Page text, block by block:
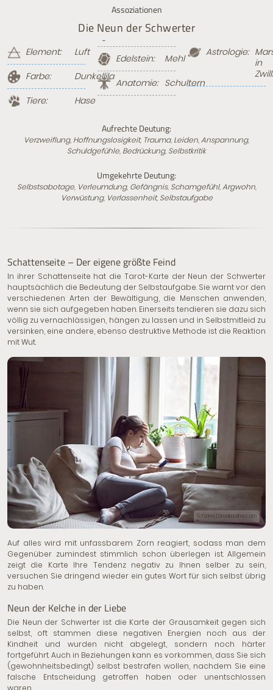
Assoziationen
Die Neun der Schwerter
Element:
Luft
Farbe:
Dunkellila
Tiere:
Hase
Edelstein:
Mehl
Anatomie: Schultern
Astrologie:
in
Aufrechte Deutung:
Verzweiflung, Hoffnungslosigkeit, Trauma, Leiden, Anspannung,
Schuldgefühle, Bedrückung, Selbstkritik
Umgekehrte Deutung:
Selbstsabotage, Verleumdung, Gefängnis, Schamgefühl, Argwohn,
Verwüstung, Verlassenheit, Selbstaufgabe
Schattenseite – Der eigene größte Feind
In ihrer Schattenseite hat die Tarot-Karte der Neun der Schwerter
hauptsächlich die Bedeutung der Selbstaufgabe. Sie warnt vor den
verschiedenen Arten der Bewältigung, die Menschen anwenden,
wenn sie sich aufgegeben haben. Einerseits tendieren sie dazu sich
völlig zu vernachlässigen, hängen zu lassen und in Selbstmitleid zu
versinken, eine andere, ebenso destruktive Methode ist die Reaktion
mit Wut.
© Fizkes | Dreamstime.com
Auf alles wird mit unfassbarem Zorn reagiert, sodass man dem
Gegenüber zumindest stimmlich schon überlegen ist. Allgemein
zeigt die Karte Ihre Tendenz negativ zu Ihnen selber zu sein,
versuchen Sie dringend wieder ein gutes Wort für sich selbst übrig
zu haben.
Neun der Kelche in der Liebe
Die Neun der Schwerter ist die Karte der Grausamkeit gegen sich
selbst, oft stammen diese negativen Energien noch aus der
Kindheit und wurden nicht abgelegt, sondern noch härter
fortgeführt. Auch in Beziehungen kann es vorkommen, dass Sie sich
(gewohnheitsbedingt) selbst bestrafen wollen, nachdem Sie eine
falsche Entscheidung getroffen haben oder unentschlossen